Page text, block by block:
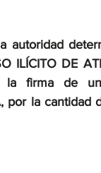
autoridad
DE
la firma de
por la